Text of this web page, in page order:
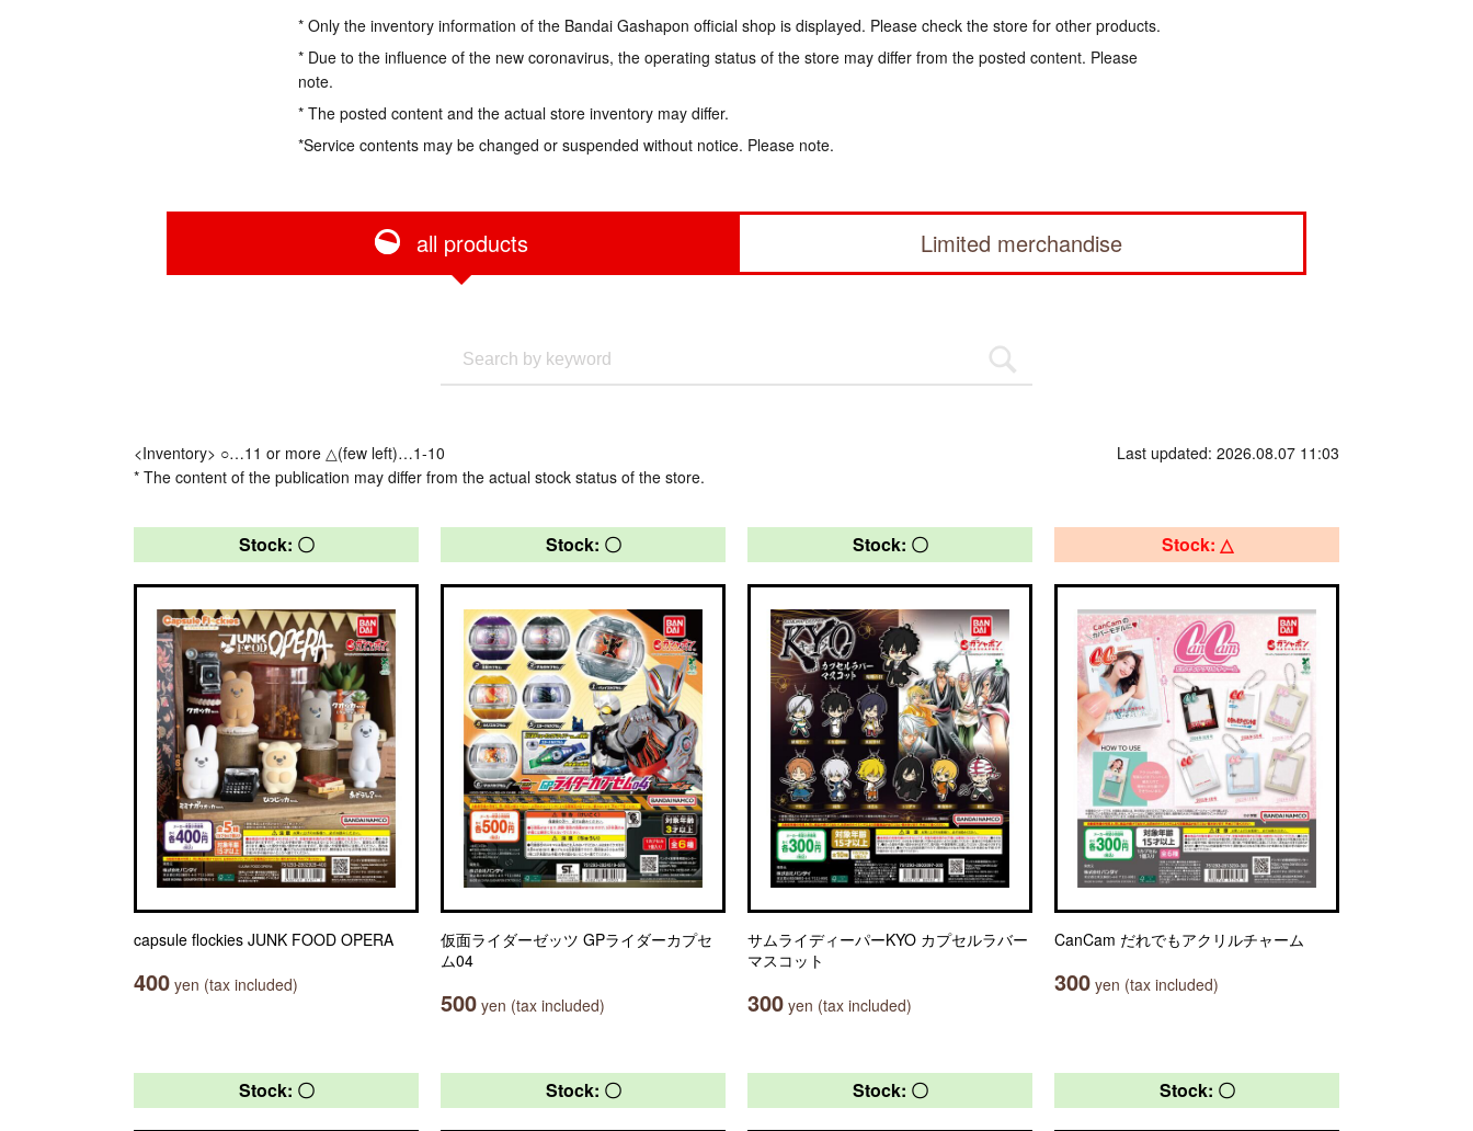
* Only the inventory information of the Bandai Gashapon official shop is displayed. Please check the store for other products.
* Due to the influence of the new coronavirus, the operating status of the store may differ from the posted content. Please
note.
* The posted content and the actual store inventory may differ.
*Service contents may be changed or suspended without notice. Please note.
all products Limited merchandise
<Inventory> ○…11 or more △(few left)…1-10
* The content of the publication may differ from the actual stock status of the store.
Last updated: 2026.08.07 11:03
Stock: 〇
capsule flockies JUNK FOOD OPERA
400 yen (tax included)
Stock: 〇
仮面ライダーゼッツ GPライダーカプセ
ム04
500 yen (tax included)
Stock: 〇
サムライディーパーKYO カプセルラバー
マスコット
300 yen (tax included)
Stock: △
CanCam だれでもアクリルチャーム
300 yen (tax included)
Stock: 〇 Stock: 〇 Stock: 〇 Stock: 〇